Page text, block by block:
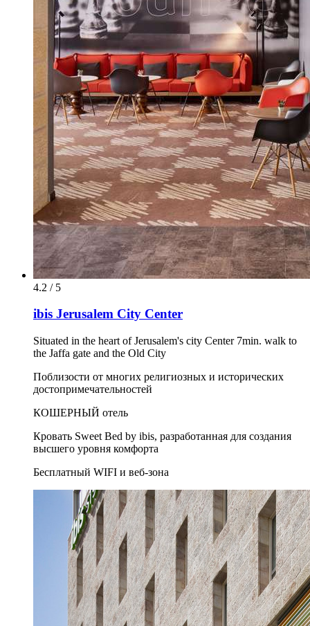
4.2 / 5
ibis Jerusalem City Center
Situated in the heart of Jerusalem's city Center 7min. walk to
the Jaffa gate and the Old City
Поблизости от многих религиозных и исторических
достопримечательностей
КОШЕРНЫЙ отель
Кровать Sweet Bed by ibis, разработанная для создания
высшего уровня комфорта
Бесплатный WIFI и веб-зона